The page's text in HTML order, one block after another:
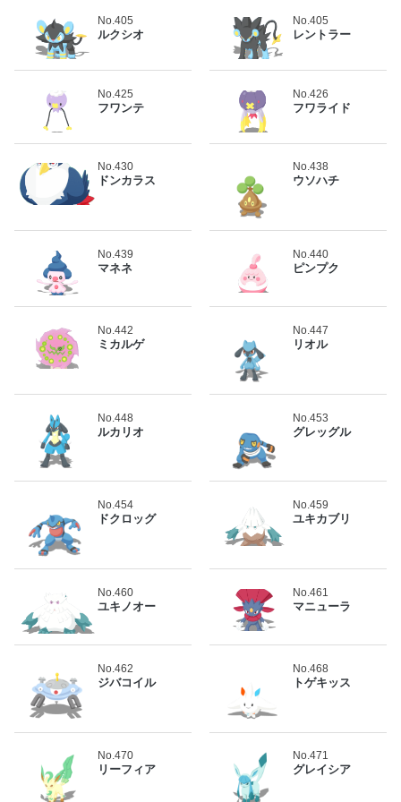
No.405
ルクシオ
No.405
レントラー
No.425
フワンテ
No.426
フワライド
No.430
ドンカラス
No.438
ウソハチ
No.439
マネネ
No.440
ピンプク
No.442
ミカルゲ
No.447
リオル
No.448
ルカリオ
No.453
グレッグル
No.454
ドクロッグ
No.459
ユキカブリ
No.460
ユキノオー
No.461
マニューラ
No.462
ジバコイル
No.468
トゲキッス
No.470
リーフィア
No.471
グレイシア